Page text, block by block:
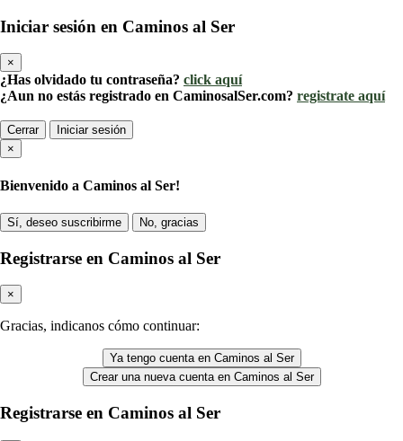
Iniciar sesión en Caminos al Ser
×
¿Has olvidado tu contraseña? click aquí
¿Aun no estás registrado en CaminosalSer.com? registrate aquí
Cerrar
Iniciar sesión
×
Bienvenido a Caminos al Ser!
Sí, deseo suscribirme No, gracias
Registrarse en Caminos al Ser
×
Gracias, indicanos cómo continuar:
Ya tengo cuenta en Caminos al Ser
Crear una nueva cuenta en Caminos al Ser
Registrarse en Caminos al Ser